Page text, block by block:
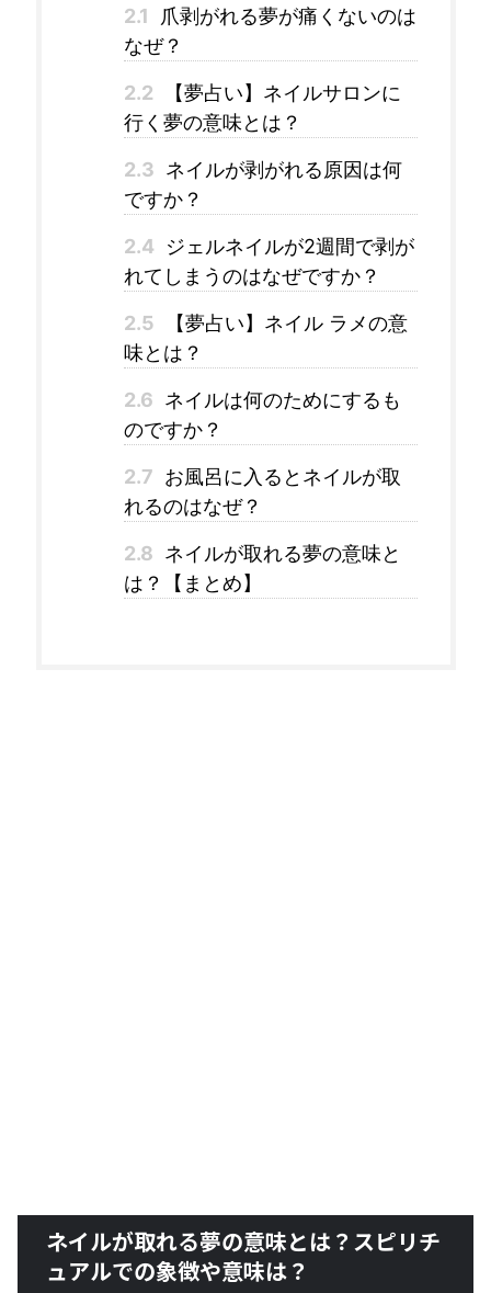
2.1
爪剥がれる夢が痛くないのは
なぜ？
2.2
【夢占い】ネイルサロンに
行く夢の意味とは？
2.3 ネイルが剥がれる原因は何
ですか？
2.4
ジェルネイルが2週間で剥が
れてしまうのはなぜですか？
2.5
【夢占い】ネイル ラメの意
味とは？
2.6 ネイルは何のためにするも
のですか？
2.7 お風呂に入るとネイルが取
れるのはなぜ？
2.8 ネイルが取れる夢の意味と
は？【まとめ】
ネイルが取れる夢の意味とは？スピリチ
ュアルでの象徴や意味は？